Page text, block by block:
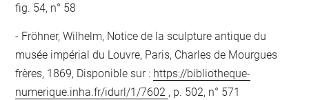
fig. 54, n° 58
Fröhner, Wilhelm, Notice de la sculpture antique du
musée impérial du Louvre, Paris, Charles de Mourgues
frères, 1869, Disponible sur : https://bibliotheque-
numerique.inha.fr/idurl/1/7602 , p. 502, n° 571